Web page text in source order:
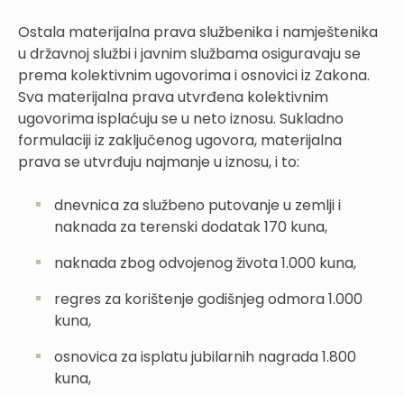
Ostala materijalna prava službenika i namještenika
u državnoj službi i javnim službama osiguravaju se
prema kolektivnim ugovorima i osnovici iz Zakona.
Sva materijalna prava utvrđena kolektivnim
ugovorima isplaćuju se u neto iznosu. Sukladno
formulaciji iz zaključenog ugovora, materijalna
prava se utvrđuju najmanje u iznosu, i to:
dnevnica za službeno putovanje u zemlji i
naknada za terenski dodatak 170 kuna,
naknada zbog odvojenog života 1.000 kuna,
regres za korištenje godišnjeg odmora 1.000
kuna,
osnovica za isplatu jubilarnih nagrada 1.800
kuna,